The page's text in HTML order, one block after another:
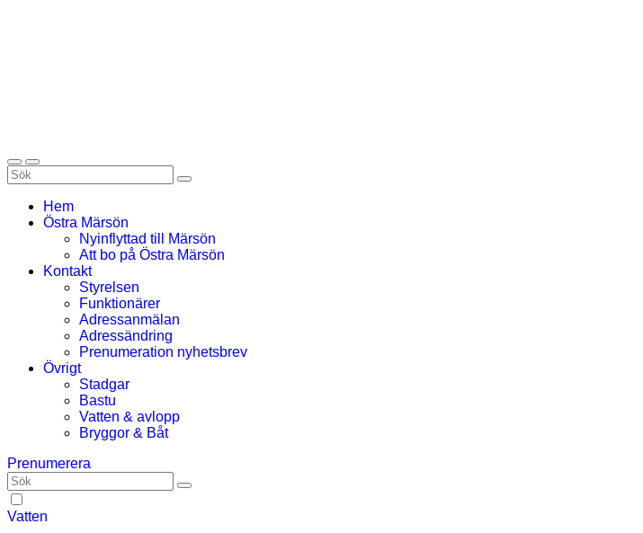
Hem
Östra Märsön
Nyinflyttad till Märsön
Att bo på Östra Märsön
Kontakt
Styrelsen
Funktionärer
Adressanmälan
Adressändring
Prenumeration nyhetsbrev
Övrigt
Stadgar
Bastu
Vatten & avlopp
Bryggor & Båt
Prenumerera
Vatten